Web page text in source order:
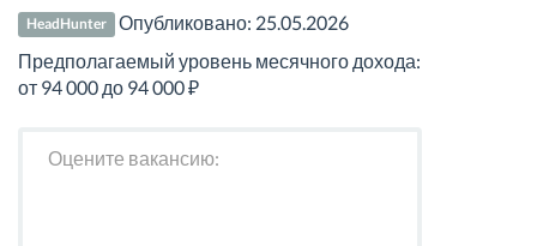
HeadHunter Опубликовано: 25.05.2026
Предполагаемый уровень месячного дохода:
от 94 000 до 94 000 ₽
Оцените вакансию: